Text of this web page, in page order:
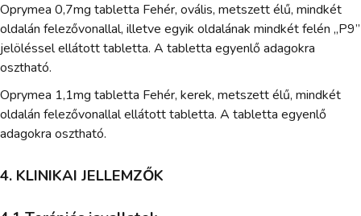
Oprymea 0,7mg tabletta Fehér, ovális, metszett élű, mindkét
oldalán felezővonallal, illetve egyik oldalának mindkét felén „P9”
jelöléssel ellátott tabletta. A tabletta egyenlő adagokra
osztható.
Oprymea 1,1mg tabletta Fehér, kerek, metszett élű, mindkét
oldalán felezővonallal ellátott tabletta. A tabletta egyenlő
adagokra osztható.
4. KLINIKAI JELLEMZŐK